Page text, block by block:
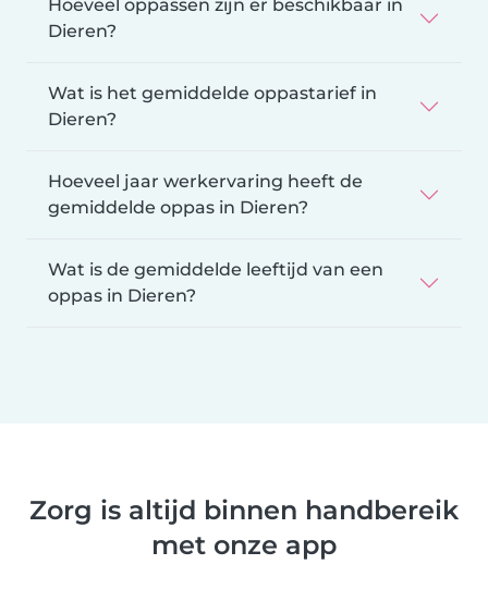
Hoeveel oppassen zijn er beschikbaar in
Dieren?
Wat is het gemiddelde oppastarief in
Dieren?
Hoeveel jaar werkervaring heeft de
gemiddelde oppas in Dieren?
Wat is de gemiddelde leeftijd van een
oppas in Dieren?
Zorg is altijd binnen handbereik
met onze app